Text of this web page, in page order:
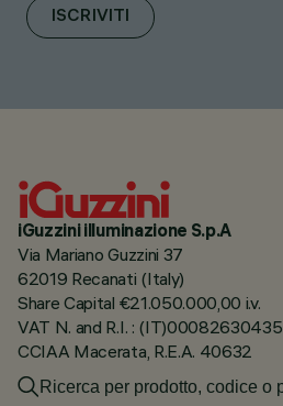
ISCRIVITI
iGuzzini illuminazione S.p.A
Via Mariano Guzzini 37
62019 Recanati (Italy)
Share Capital €21.050.000,00 i.v.
VAT N. and R.I. : (IT)00082630435
CCIAA Macerata, R.E.A. 40632